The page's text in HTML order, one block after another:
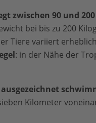
zwischen 90 und
bei bis zu 200
Tiere variiert
: in der Nähe der
Kilometer